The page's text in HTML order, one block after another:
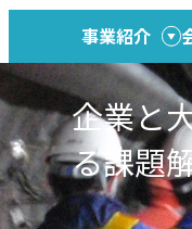
事業紹介
企業と
る課題